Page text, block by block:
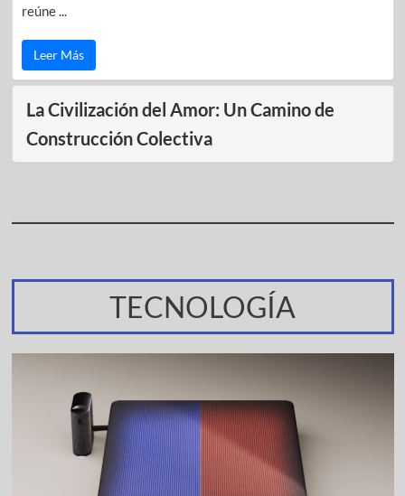
reúne ...
Leer Más
La Civilización del Amor: Un Camino de
Construcción Colectiva
TECNOLOGÍA